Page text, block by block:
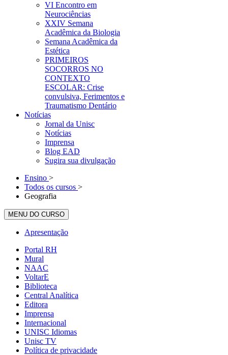
VI Encontro em
Neurociências
XXIV Semana
Acadêmica da Biologia
Semana Acadêmica da
Estética
PRIMEIROS
SOCORROS NO
CONTEXTO
ESCOLAR: Crise
convulsiva, Ferimentos e
Traumatismo Dentário
Notícias
Jornal da Unisc
Notícias
Imprensa
Blog EAD
Sugira sua divulgação
Ensino >
Todos os cursos >
Geografia
MENU DO CURSO
Apresentação
Portal RH
Mural
NAAC
VoltarE
Biblioteca
Central Analítica
Editora
Imprensa
Internacional
UNISC Idiomas
Unisc TV
Política de privacidade